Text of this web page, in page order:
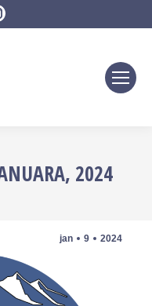
Instagram
page
2024
jan 9 2024